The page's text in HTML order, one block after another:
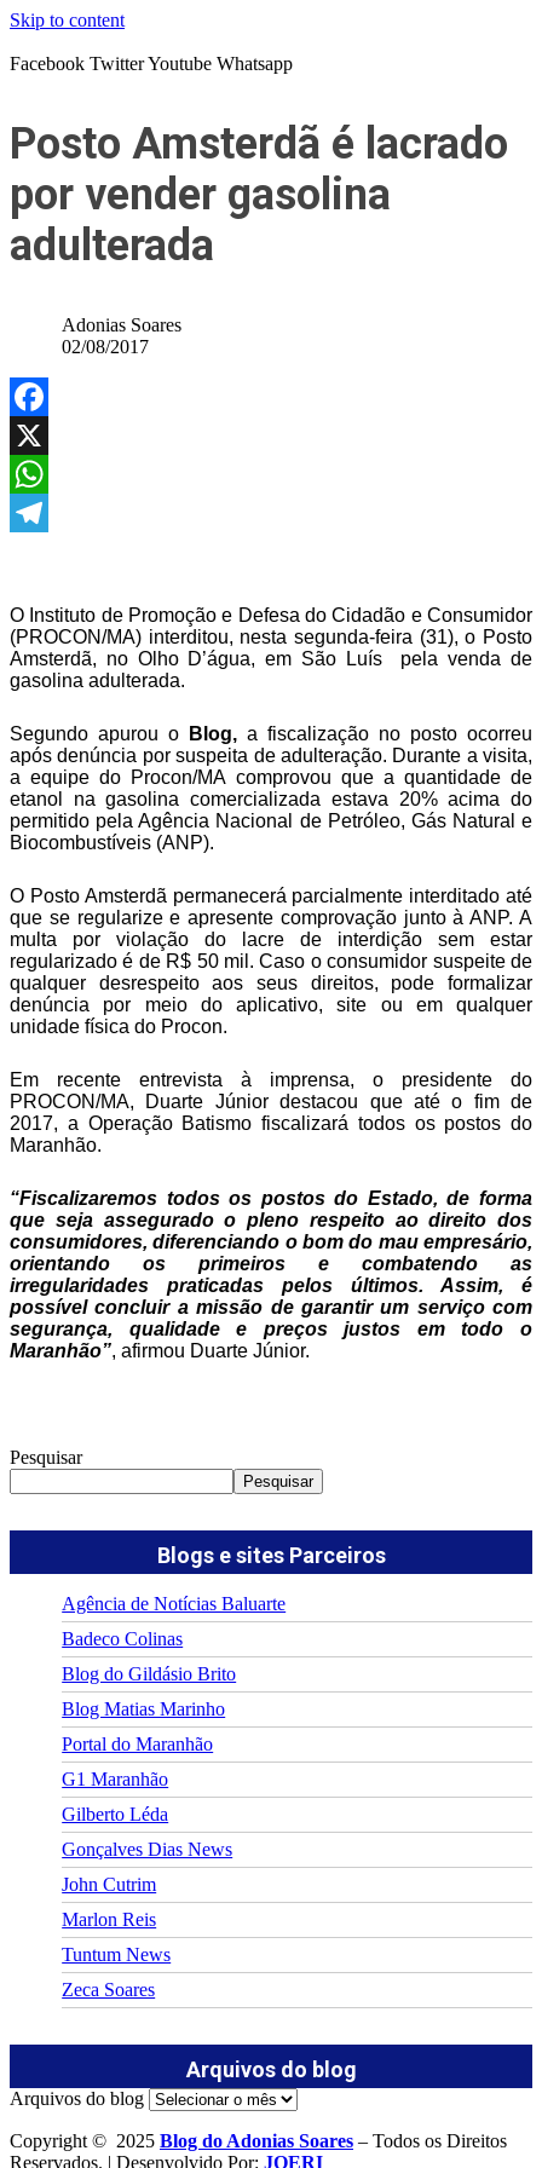
Skip to content
Facebook TwitterYoutube Whatsapp
Posto Amsterdã é lacrado
por vender gasolina
adulterada
Adonias Soares
02/08/2017
Facebook
X
WhatsApp
O Instituto de Promoção e Defesa do Cidadão e Consumidor
(PROCON/MA) interditou, nesta segunda-feira (31), o Posto
Amsterdã, no Olho D’água, em São Luís pela venda de
gasolina adulterada.
Segundo apurou o Blog, a fiscalização no posto ocorreu
após denúncia por suspeita de adulteração. Durante a visita,
a equipe do Procon/MA comprovou que a quantidade de
etanol na gasolina comercializada estava 20% acima do
permitido pela Agência Nacional de Petróleo, Gás Natural e
Biocombustíveis (ANP).
O Posto Amsterdã permanecerá parcialmente interditado até
que se regularize e apresente comprovação junto à ANP. A
multa por violação do lacre de interdição sem estar
regularizado é de R$ 50 mil. Caso o consumidor suspeite de
qualquer desrespeito aos seus direitos, pode formalizar
denúncia por meio do aplicativo, site ou em qualquer
unidade física do Procon.
Em recente entrevista à imprensa, o presidente do
PROCON/MA, Duarte Júnior destacou que até o fim de
2017, a Operação Batismo fiscalizará todos os postos do
Maranhão.
“Fiscalizaremos todos os postos do Estado, de forma
que seja assegurado o pleno respeito ao direito dos
consumidores, diferenciando o bom do mau empresário,
orientando os primeiros e combatendo as
irregularidades praticadas pelos últimos. Assim, é
possível concluir a missão de garantir um serviço com
segurança, qualidade e preços justos em todo o
Maranhão”, afirmou Duarte Júnior.
Pesquisar
Pesquisar
Blogs e sites Parceiros
Agência de Notícias Baluarte
Badeco Colinas
Blog do Gildásio Brito
Blog Matias Marinho
Portal do Maranhão
G1 Maranhão
Gilberto Léda
Gonçalves Dias News
John Cutrim
Marlon Reis
Tuntum News
Zeca Soares
Arquivos do blog
Arquivos do blog
Copyright © 2025 Blog do Adonias Soares – Todos os Direitos
Reservados. | Desenvolvido Por: JOERI